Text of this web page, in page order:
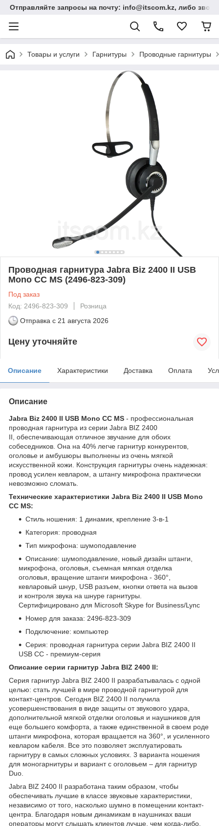
Отправляйте запросы на почту: info@itscom.kz, либо
Товары и услуги Гарнитуры Проводные гарнитуры
Проводная гарнитура Jabra Biz 2400 II USB
Mono CC MS (2496-823-309)
Под заказ
Код: 2496-823-309
Розница
Отправка с 21 августа 2026
Цену уточняйте
Описание Характеристики Доставка Оплата
Описание
Jabra Biz 2400 II USB Mono CC MS - профессиональная
проводная гарнитура из серии Jabra BIZ 2400
II, обеспечивающая отличное звучание для обоих
собеседников. Она на 40% легче гарнитур конкурентов,
оголовье и амбушюры выполнены из очень мягкой
искусственной кожи. Конструкция гарнитуры очень надежная:
провод усилен кевларом, а штангу микрофона практически
невозможно сломать.
Технические характеристики Jabra Biz 2400 II USB Mono
CC MS:
Стиль ношения: 1 динамик, крепление 3-в-1
Категория: проводная
Тип микрофона: шумоподавление
Описание: шумоподавление, новый дизайн штанги,
микрофона, оголовья, съемная мягкая отделка
оголовья, вращение штанги микрофона - 360°,
кевларовый шнур, USB разъем, кнопки ответа на вызов
и контроля звука на шнуре гарнитуры.
Сертифицировано для Microsoft Skype for Business/Lync
Номер для заказа: 2496-823-309
Подключение: компьютер
Серия: проводная гарнитура серии Jabra BIZ 2400 II
USB СС - премиум-серия
Описание серии гарнитур Jabra BIZ 2400 II:
Серия гарнитур Jabra BIZ 2400 II разрабатывалась с одной
целью: стать лучшей в мире проводной гарнитурой для
контакт-центров. Сегодня BIZ 2400 II получила
усовершенствования в виде защиты от звукового удара,
дополнительной мягкой отделки оголовья и наушников для
еще большего комфорта, а также единственной в своем роде
штанги микрофона, которая вращается на 360°, и усиленного
кевларом кабеля. Все это позволяет эксплуатировать
гарнитуру в самых сложных условиях. 3 варианта ношения
для моногарнитуры и вариант с оголовьем – для гарнитур
Duo.
Jabra BIZ 2400 II разработана таким образом, чтобы
обеспечивать лучшие в классе звуковые характеристики,
независимо от того, насколько шумно в помещении контакт-
центра. Благодаря новым динамикам в наушниках ваши
операторы могут слышать клиентов лучше, чем когда-либо.